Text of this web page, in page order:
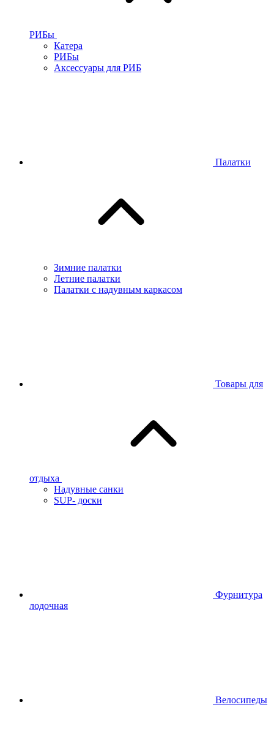
РИБы
Катера
РИБы
Аксессуары для РИБ
Палатки
Зимние палатки
Летние палатки
Палатки с надувным каркасом
Товары для
отдыха
Надувные санки
SUP- доски
Фурнитура
лодочная
Велосипеды